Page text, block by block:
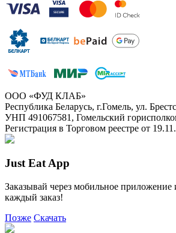
ООО «ФУД КЛАБ»
Республика Беларусь, г.Гомель, ул.
УНП 491067581, Гомельский
Регистрация в Торговом реестре от
Just Eat App
Заказывай через мобильное приложение
каждый заказ!
Позже Скачать